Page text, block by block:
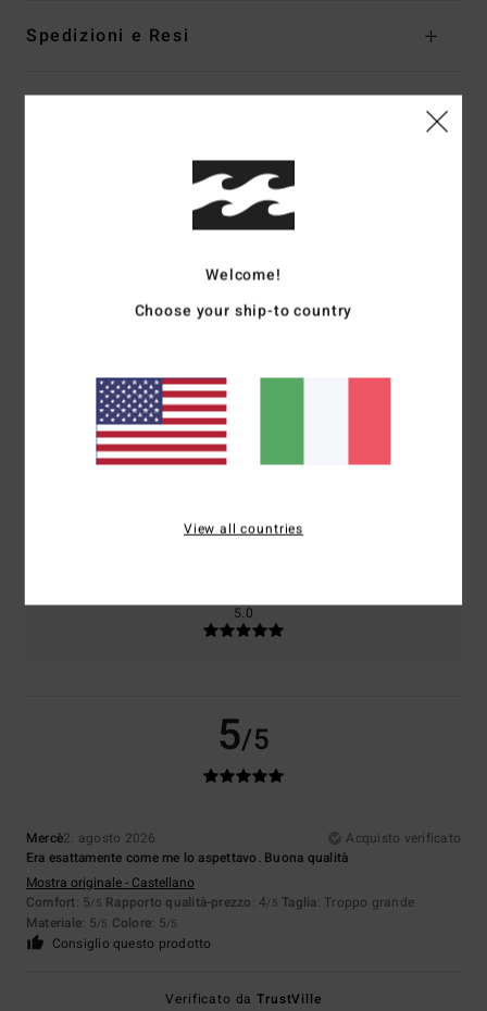
Spedizioni e Resi
Punteggio medio
5.0/5
Comfort
5.0
Troppo grande
5.0
5/5
Mercè2. agosto 2026
Acquisto verificato
Era esattamente come me lo aspettavo. Buona qualità
Mostra originale - Castellano
Comfort: 5/5 Rapporto qualità-prezzo: 4/5 Taglia: Troppo grande
Materiale: 5/5 Colore: 5/5
Consiglio questo prodotto
Verificato daTrustVille
Welcome!
Choose your ship-to country
View all countries